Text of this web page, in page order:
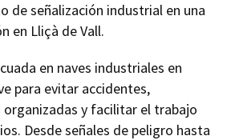
de señalización industrial en una
en Lliçà de Vall.
en naves industriales en
para evitar accidentes,
organizadas y facilitar el trabajo
Desde señales de peligro hasta